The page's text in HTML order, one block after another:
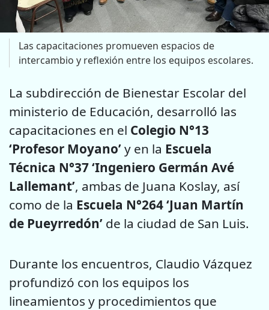
Las capacitaciones promueven espacios de
intercambio y reflexión entre los equipos escolares.
La subdirección de Bienestar Escolar del
ministerio de Educación, desarrolló las
capacitaciones en el Colegio N°13
‘Profesor Moyano’y en la Escuela
Técnica N°37 ‘Ingeniero Germán Avé
Lallemant’, ambas de Juana Koslay, así
como de la Escuela N°264 ‘Juan Martín
de Pueyrredón’ de la ciudad de San Luis.
Durante los encuentros, Claudio Vázquez
profundizó con los equipos los
lineamientos y procedimientos que